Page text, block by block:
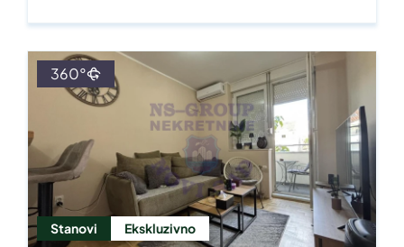
Stanovi Ekskluzivno
360°